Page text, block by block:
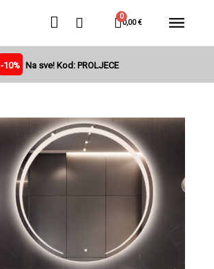
0,00 €
-10% Na sve! Kod: PROLJECE